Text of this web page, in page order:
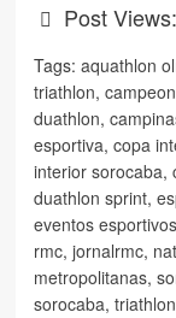
Post Views:
Tags: aquathlon
triathlon,
duathlon,
esportiva, copa
interior sorocaba,
duathlon sprint,
eventos
rmc, jornalrmc,
metropolitanas,
sorocaba,